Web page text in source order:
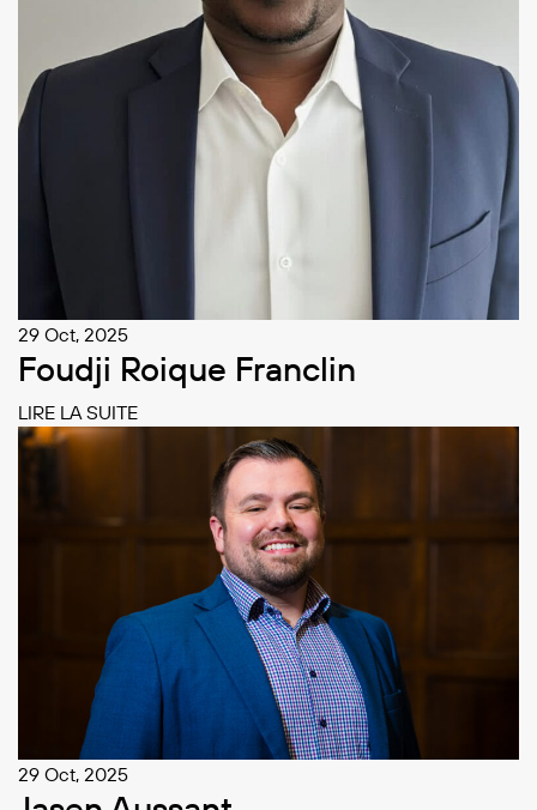
29 Oct, 2025
Foudji Roique Franclin
LIRE LA SUITE
29 Oct, 2025